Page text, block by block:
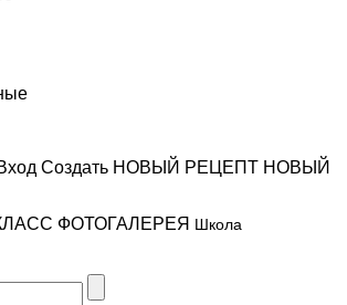
Создать НОВЫЙ РЕЦЕПТ НОВЫЙ
ФОТОГАЛЕРЕЯ Школа